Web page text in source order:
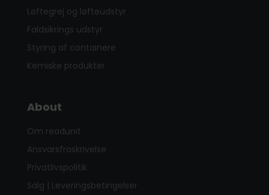
Løftegrej og løfteudstyr
Faldsikrings udstyr
Styring af containere
Kemiske produkter
About
Om readunit
Ansvarsfraskrivelse
Privatlivspolitik
Salg | Leveringsbetingelser